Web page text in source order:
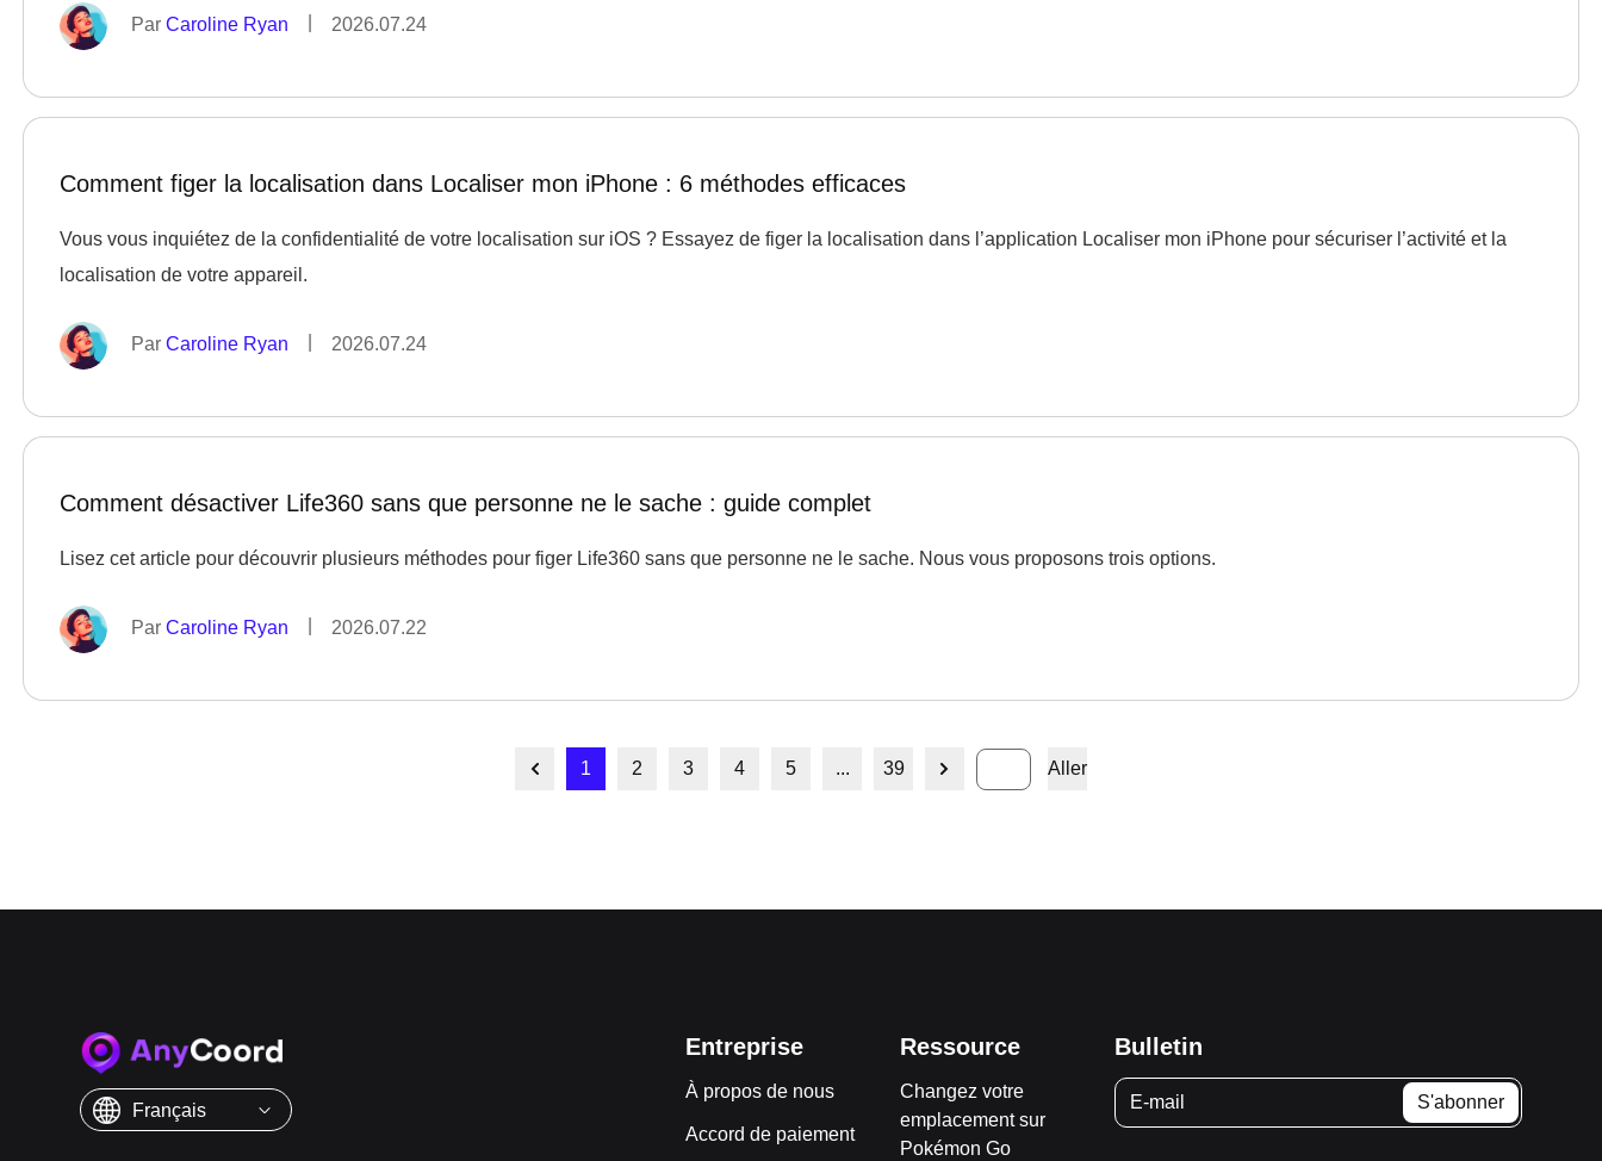
Par Caroline Ryan 2026.07.24
Comment figer la localisation dans Localiser mon iPhone : 6 méthodes efficaces
Vous vous inquiétez de la confidentialité de votre localisation sur iOS ? Essayez de figer la localisation dans l’application Localiser mon iPhone pour sécuriser l’activité et la
localisation de votre appareil.
Par Caroline Ryan 2026.07.24
Comment désactiver Life360 sans que personne ne le sache : guide complet
Lisez cet article pour découvrir plusieurs méthodes pour figer Life360 sans que personne ne le sache. Nous vous proposons trois options.
Par Caroline Ryan 2026.07.22
1 2 3 4 5 ... 39 Aller
Français
Entreprise
À propos de nous
Accord de paiement
Ressource
Changez votre
emplacement sur
Pokémon Go
Bulletin